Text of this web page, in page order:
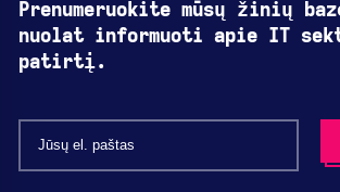
Prenumeruokite mūsų žinių
nuolat informuoti apie IT
patirtį.